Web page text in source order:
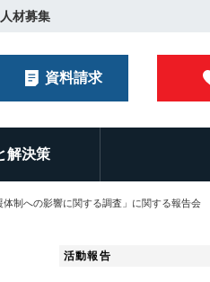
人材募集
資料請求
解決策
制への影響に関する調査」に関する報告会
活動報告